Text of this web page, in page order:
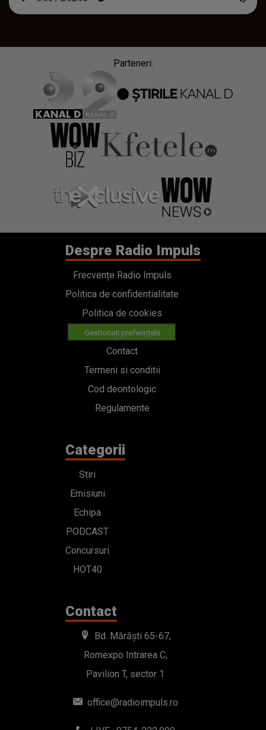
Parteneri:
Despre Radio Impuls
Frecvențe Radio Impuls
Politica de confidentialitate
Politica de cookies
Gestionați preferințele
Contact
Termeni si conditii
Cod deontologic
Regulamente
Categorii
Stiri
Emisiuni
Echipa
PODCAST
Concursuri
HOT40
Contact
Bd. Mărăști 65-67,
Romexpo Intrarea C,
Pavilion T, sector 1
office@radioimpuls.ro